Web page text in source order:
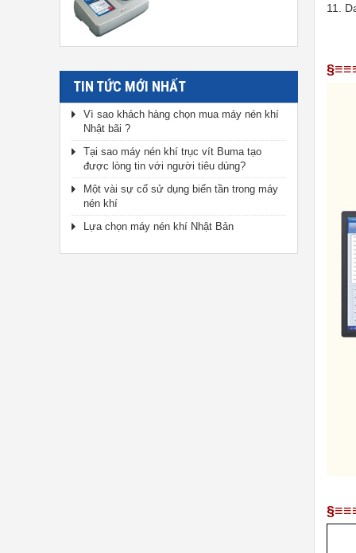
TIN TỨC MỚI NHẤT
Vì sao khách hàng chọn mua máy nén khí
Nhật bãi ?
Tại sao máy nén khí trục vít Buma tạo
được lòng tin với người tiêu dùng?
Một vài sự cố sử dụng biến tần trong máy
nén khí
Lựa chọn máy nén khí Nhật Bản
11.